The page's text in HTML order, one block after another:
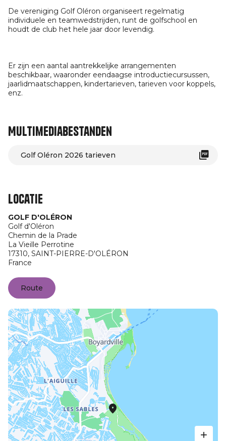
De vereniging Golf Oléron organiseert regelmatig
individuele en teamwedstrijden, runt de golfschool en
houdt de club het hele jaar door levendig.
Er zijn een aantal aantrekkelijke arrangementen
beschikbaar, waaronder eendaagse introductiecursussen,
jaarlidmaatschappen, kindertarieven, tarieven voor koppels,
enz.
Multimediabestanden
Golf Oléron 2026 tarieven
Locatie
GOLF D'OLÉRON
Golf d'Oléron
Chemin de la Prade
La Vieille Perrotine
17310, SAINT-PIERRE-D'OLÉRON
France
Route